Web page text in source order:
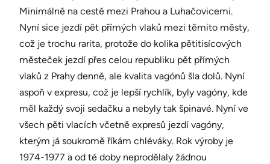
Minimálně na cestě mezi Prahou a Luhačovicemi.
Nyní sice jezdí pět přímých vlaků mezi těmito městy,
což je trochu rarita, protože do kolika pětitisícových
městeček jezdí přes celou republiku pět přímých
vlaků z Prahy denně, ale kvalita vagónů šla dolů. Nyní
aspoň v expresu, což je lepší rychlík, byly vagóny, kde
měl každý svoji sedačku a nebyly tak špinavé. Nyní ve
všech pěti vlacích včetně expresů jezdí vagóny,
kterým já soukromě říkám chléváky. Rok výroby je
1974-1977 a od té doby neprodělaly žádnou